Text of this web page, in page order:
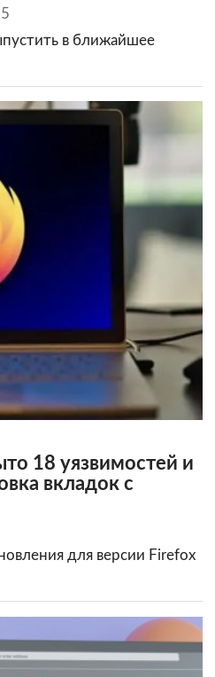
в ближайшее
18 уязвимостей и
вкладок с
для версии Firefox